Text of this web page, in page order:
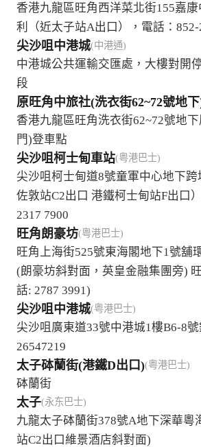
香港九龍區旺角西洋菜北街155嘉
利（近太子站A出口），電話：852-
尖沙咀中港城(中港通)
中港城公共運輸交匯處，大樓對開
段
原旺角中旅社(洗衣街62~72號地
香港九龍區旺角洗衣街62~72號地
門)登車點
尖沙咀柯士甸車站(粤港巴士)
尖沙咀柯士甸道8號童軍中心地下
佐敦站C2出口 港鐵柯士甸站F出口
2317 7900
旺角朗豪坊(粤港巴士)
旺角上海街525號東海閣地下1號舖
(朗豪坊斜對面，英皇金融集團旁)
話: 2787 3991)
尖沙咀中港城(粤港巴士)
尖沙咀廣東道33號中港城1樓B6-8號
26547219
太子砵蘭街(港鐵D出口)(粤港巴士)
砵蘭街
太子(永东巴士)
九龍太子砵蘭街378號A地下深華粵
站C2出口維景酒店斜對面)